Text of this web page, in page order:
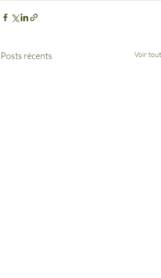
Posts récents Voir tout